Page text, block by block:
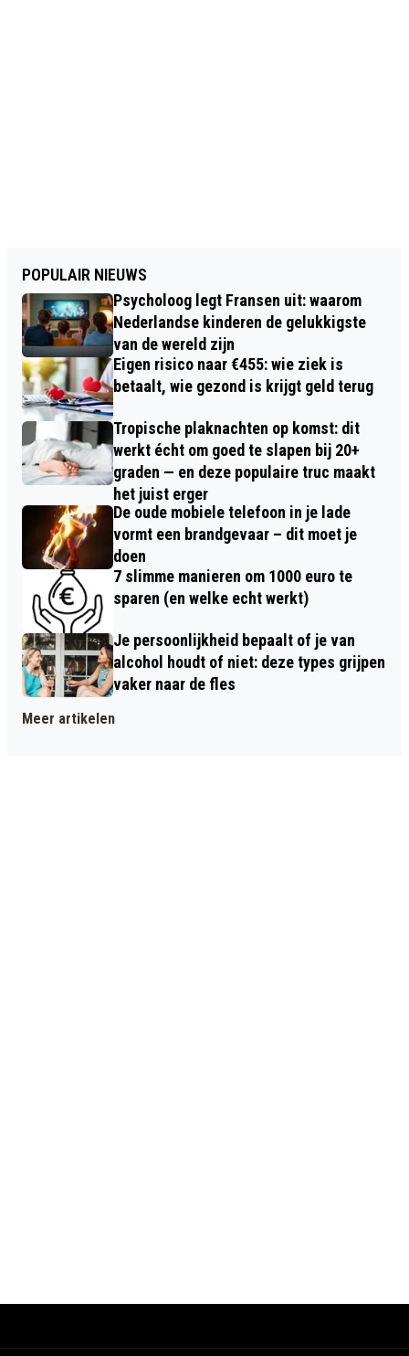
POPULAIR NIEUWS
Psycholoog legt Fransen uit: waarom
Nederlandse kinderen de gelukkigste
van de wereld zijn
Eigen risico naar €455: wie ziek is
betaalt, wie gezond is krijgt geld terug
Tropische plaknachten op komst: dit
werkt écht om goed te slapen bij 20+
graden — en deze populaire truc maakt
het juist erger
De oude mobiele telefoon in je lade
vormt een brandgevaar – dit moet je
doen
7 slimme manieren om 1000 euro te
sparen (en welke echt werkt)
Je persoonlijkheid bepaalt of je van
alcohol houdt of niet: deze types grijpen
vaker naar de fles
Meer artikelen